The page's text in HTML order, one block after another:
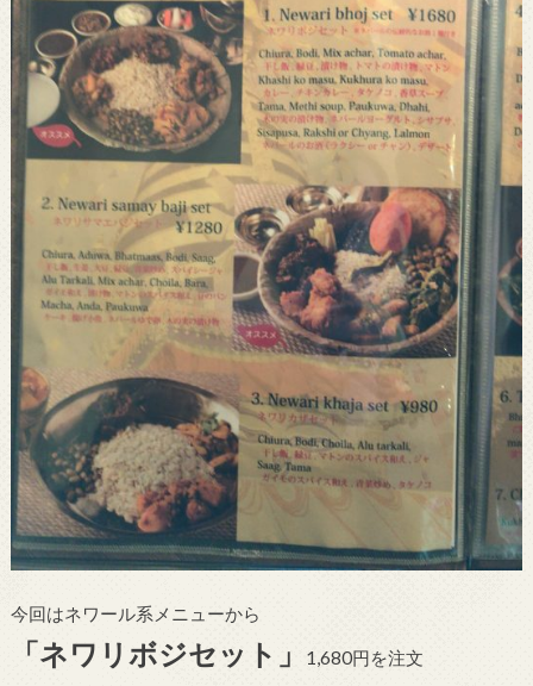
今回はネワール系メニューから
「ネワリボジセット」 1,680円を注文